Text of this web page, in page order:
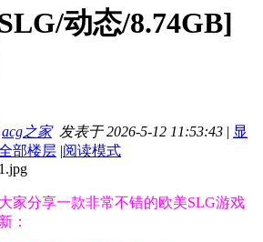
动态/8.74GB]
acg之家发表于 2026-5-12 11:53:43 | 显
部楼层 |阅读模式
家分享一款非常不错的欧美SLG游戏
：